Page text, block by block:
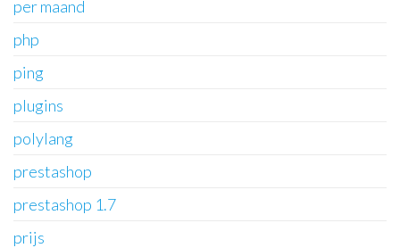
per maand
php
ping
plugins
polylang
prestashop
prestashop 1.7
prijs